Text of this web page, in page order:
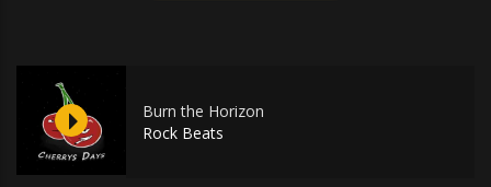
Burn the Horizon
Rock Beats